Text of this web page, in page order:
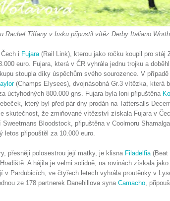
Rachel Tiffany v Irsku připustil vítěz Derby Italiano
i Fujara(Rail Link), kterou jako ročku koupil pro stáj
euro. Fujara, která v ČR vyhrála jednu trojku a
stoupla díky úspěchům svého sourozence. V
(Champs Elysees), dvojnásobná Gr.3 vítězka, která
úctyhodných 800.000 gns. Fujara byla loni připuštěna
který byl před pár dny prodán na Tattersalls
skutečnost, že zmiňované vítězství získala Fujara v
Bloodstock, připuštěna v Coolmoru
letos připouštěl za 10.000 euro.
přesněji polosestrou její matky, je klisna Filadelfia(Beat
A hájila je velmi solidně, na rovinách získala
v Pardubicích, ve čtyřech letech vyhrála proutěnky v
ze 178 partnerek Danehillova synaCamacho,